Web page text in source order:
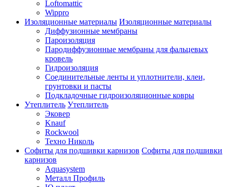
Loftomattic
Wippro
Изоляционные материалы Изоляционные материалы
Диффузионные мембраны
Пароизоляция
Пародиффузионные мембраны для фальцевых
кровель
Гидроизоляция
Соединительные ленты и уплотнители, клеи,
грунтовки и пасты
Подкладочные гидроизоляционные ковры
Утеплитель Утеплитель
Эковер
Knauf
Rockwool
Техно Николь
Софиты для подшивки карнизов Софиты для подшивки
карнизов
Aquasystem
Металл Профиль